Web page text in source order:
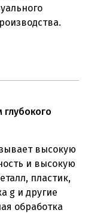
высокую
и высокую
пластик,
g и другие
обработка